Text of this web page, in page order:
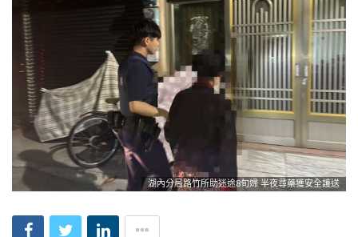
湖內分局路竹所助迷途8旬婦 半夜尋藥獲安全護送